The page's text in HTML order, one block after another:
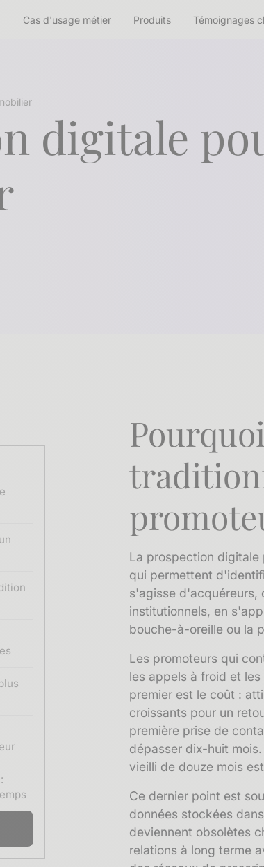
Cas d'usage métier Produits Témoignages
digitale
La prospection digitale
qui permettent
s'agisse d'acquéreurs,
institutionnels, en
bouche-à-oreille ou la
Les promoteurs qui
les appels à froid et
premier est le coût :
croissants pour un
première prise de
dépasser dix-huit
vieilli de douze mois
Ce dernier point est
données stockées
deviennent obsolètes
relations à long terme